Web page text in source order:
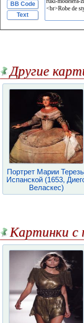
BB Code
Text
Другие
Портрет Марии
Испанской (1653,
Веласкес)
Картинки с